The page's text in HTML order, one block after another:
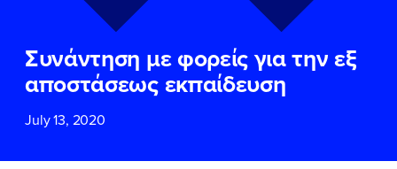
Συνάντηση με φορείς για την εξ
αποστάσεως εκπαίδευση
July 13, 2020
ΕΠΙΘΕΤΟ*
ΤΗΛΕΦΩΝΟ*
ΕΠΙΘΕΤΟ*
ΤΗΛΕΦΩΝΟ